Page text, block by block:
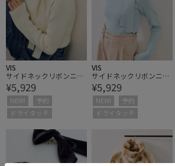
VIS
サイドネックリボンニッ
トトップス
¥5,929
NEW!
予約
ドライタッチ
VIS
サイドネックリボンニッ
トトップス
¥5,929
NEW!
予約
ドライタッチ